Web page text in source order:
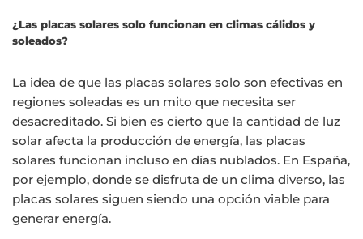
¿Las placas solares solo funcionan en climas cálidos y
soleados?
La idea de que las placas solares solo son efectivas en
regiones soleadas es un mito que necesita ser
desacreditado. Si bien es cierto que la cantidad de luz
solar afecta la producción de energía, las placas
solares funcionan incluso en días nublados. En España,
por ejemplo, donde se disfruta de un clima diverso, las
placas solares siguen siendo una opción viable para
generar energía.